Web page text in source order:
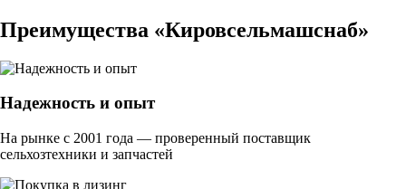
Преимущества «Кировсельмашснаб»
Надежность и опыт
На рынке с 2001 года — проверенный поставщик
сельхозтехники и запчастей